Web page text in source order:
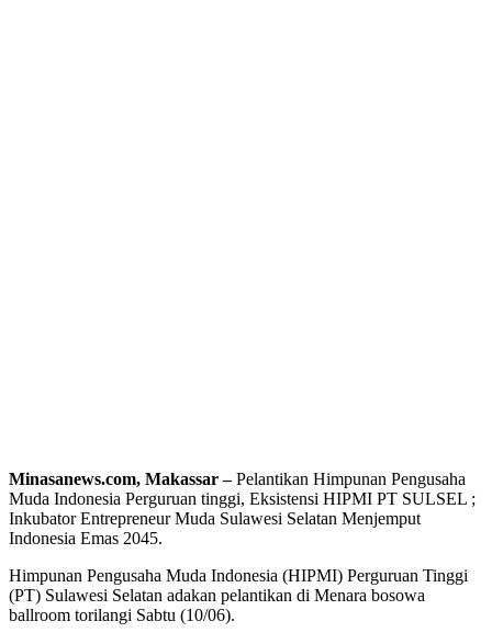
Minasanews.com, Makassar –Pelantikan Himpunan Pengusaha
Muda Indonesia Perguruan tinggi, Eksistensi HIPMI PT SULSEL ;
Inkubator Entrepreneur Muda Sulawesi Selatan Menjemput
Indonesia Emas 2045.
Himpunan Pengusaha Muda Indonesia (HIPMI) Perguruan Tinggi
(PT) Sulawesi Selatan adakan pelantikan di Menara bosowa
ballroom torilangi Sabtu (10/06).